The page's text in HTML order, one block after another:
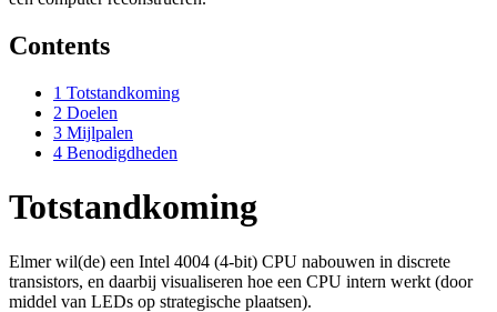
Contents
1 Totstandkoming
2 Doelen
3 Mijlpalen
4 Benodigdheden
Totstandkoming
Elmer wil(de) een Intel 4004 (4-bit) CPU nabouwen in discrete
transistors, en daarbij visualiseren hoe een CPU intern werkt (door
middel van LEDs op strategische plaatsen).